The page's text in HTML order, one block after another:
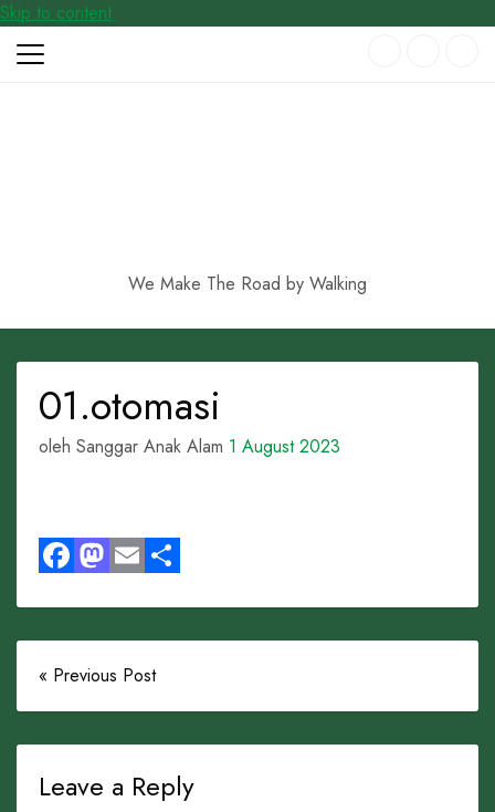
Skip to content
We Make The Road by Walking
01.otomasi
oleh Sanggar Anak Alam 1 August 2023
« Previous Post
Leave a Reply